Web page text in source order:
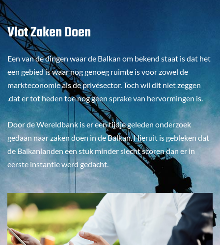
Vlot Zaken Doen
Een van de dingen waar de Balkan om bekend staat is dat het
een gebied is waar nog genoeg ruimte is voor zowel de
markteconomie als de privésector. Toch wil dit niet zeggen
.dat er tot heden toe nog geen sprake van hervormingen is.
Door de Wereldbank is er een tijdje geleden onderzoek
gedaan naar zaken doen in de Balkan. Hieruit is gebleken dat
de Balkanlanden een stuk minder slecht scoren dan er in
eerste instantie werd gedacht.